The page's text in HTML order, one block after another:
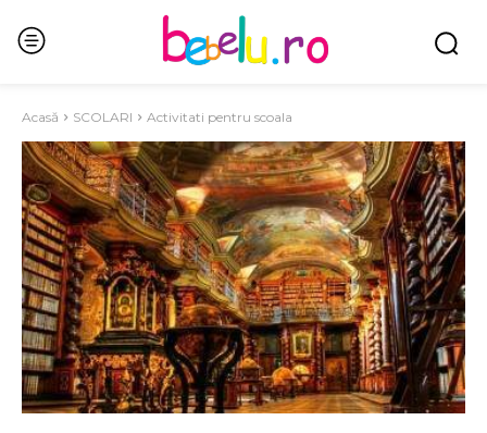
Acasă SCOLARI Activitati pentru scoala